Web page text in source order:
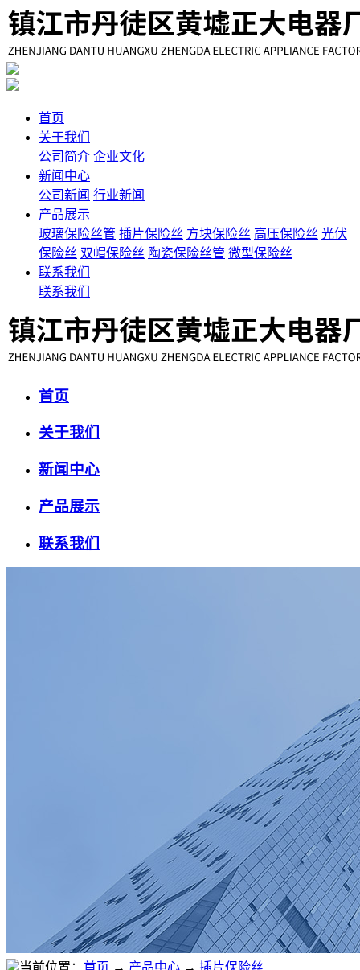
首页
关于我们
公司简介 企业文化
新闻中心
公司新闻 行业新闻
产品展示
玻璃保险丝管 插片保险丝 方块保险丝 高压保险丝 光伏
保险丝 双帽保险丝 陶瓷保险丝管 微型保险丝
联系我们
联系我们
首页
关于我们
新闻中心
产品展示
联系我们